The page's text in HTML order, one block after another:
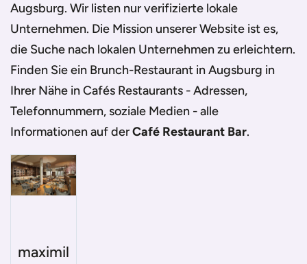
Augsburg. Wir listen nur verifizierte lokale
Unternehmen. Die Mission unserer Website ist es,
die Suche nach lokalen Unternehmen zu erleichtern.
Finden Sie ein Brunch-Restaurant in Augsburg in
Ihrer Nähe in Cafés Restaurants - Adressen,
Telefonnummern, soziale Medien - alle
Informationen auf derCafé Restaurant Bar.
maximil